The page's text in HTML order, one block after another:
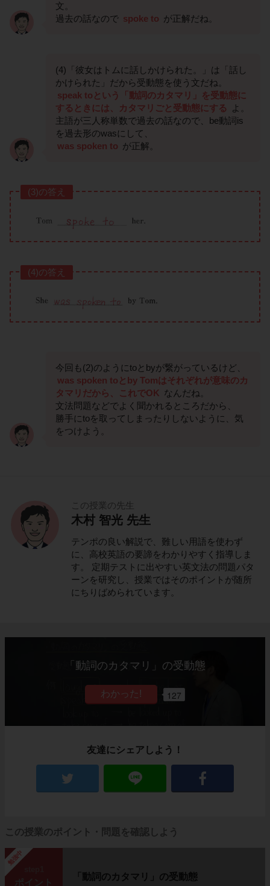
文。
過去の話なので spoke to が正解だね。
(4)「彼女はトムに話しかけられた。」は「話し
かけられた」だから受動態を使う文だね。
speak toという「動詞のカタマリ」を受動態に
するときには、カタマリごと受動態にする
よ。
主語が三人称単数で過去の話なので、be動詞is
を過去形のwasにして、
was spoken to が正解。
(3)の答え
(4)の答え
今回も(2)のようにtoとbyが繋がっているけど、
was spoken toとby Tomはそれぞれが意味のカ
タマリだから、これでOK なんだね。
文法問題などでよく聞かれるところだから、
勝手にtoを取ってしまったりしないように、気
をつけよう。
この授業の先生
木村 智光 先生
テンポの良い解説で、難しい用語を使わず
に、高校英語の要諦をわかりやすく指導しま
す。 定期テストに出やすい英文法の問題パタ
ーンを研究し、授業ではそのポイントが随所
にちりばめられています。
「動詞のカタマリ」の受動態
127
友達にシェアしよう！
この授業のポイント・問題を確認しよう
勉強中
「動詞のカタマリ」の受動態